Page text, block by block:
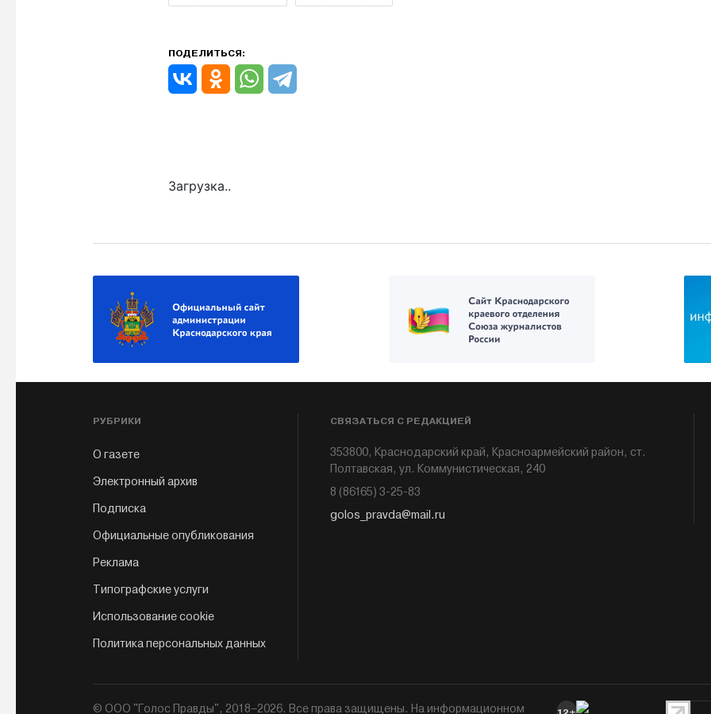
ПОДЕЛИТЬСЯ:
Загрузка..
РУБРИКИ
О газете
Электронный архив
Подписка
Официальные опубликования
Реклама
Типографские услуги
Использование cookie
Политика персональных данных
СВЯЗАТЬСЯ С РЕДАКЦИЕЙ
353800, Краснодарский край, Красноармейский район, ст.
Полтавская, ул. Коммунистическая, 240
8 (86165) 3-25-83
golos_pravda@mail.ru
© ООО "Голос Правды", 2018–2026. Все права защищены. На информационном